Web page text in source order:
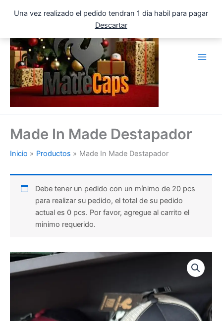
Una vez realizado el pedido tendran 1 dia habil para pagar
Descartar
Made In Made Destapador
Inicio Productos Made In Made Destapador
Debe tener un pedido con un mínimo de 20 pcs
para realizar su pedido, el total de su pedido
actual es 0 pcs. Por favor, agregue al carrito el
minimo requerido.